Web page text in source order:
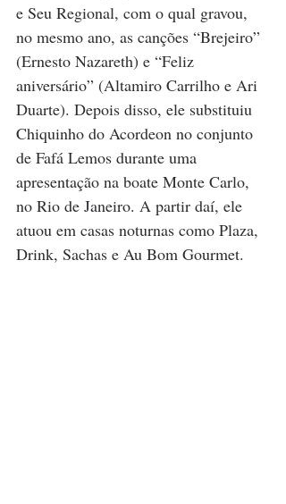
e Seu Regional, com o qual gravou,
no mesmo ano, as canções “Brejeiro”
(Ernesto Nazareth) e “Feliz
aniversário” (Altamiro Carrilho e Ari
Duarte). Depois disso, ele substituiu
Chiquinho do Acordeon no conjunto
de Fafá Lemos durante uma
apresentação na boate Monte Carlo,
no Rio de Janeiro. A partir daí, ele
atuou em casas noturnas como Plaza,
Drink, Sachas e Au Bom Gourmet.